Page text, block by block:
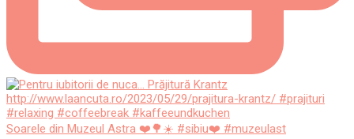
Soarele din Muzeul Astra ❤️🌳☀️ #sibiu❤️ #muzeulast